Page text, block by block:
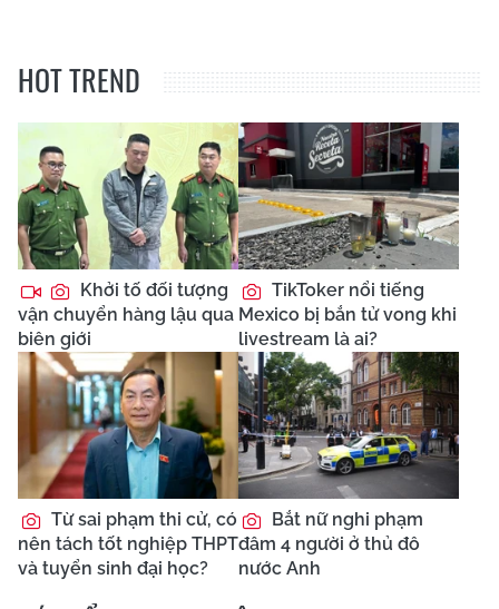
HOT TREND
Khởi tố đối tượng
vận chuyển hàng lậu qua
biên giới
TikToker nổi tiếng
Mexico bị bắn tử vong khi
livestream là ai?
Từ sai phạm thi cử, có
nên tách tốt nghiệp THPT
và tuyển sinh đại học?
Bắt nữ nghi phạm
đâm 4 người ở thủ đô
nước Anh